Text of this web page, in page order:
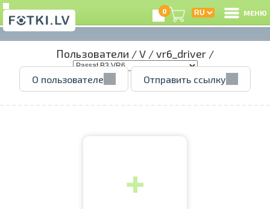
0 МЕНЮ
Пользователи /V /vr6_driver /
О пользователе Отправить ссылку
+